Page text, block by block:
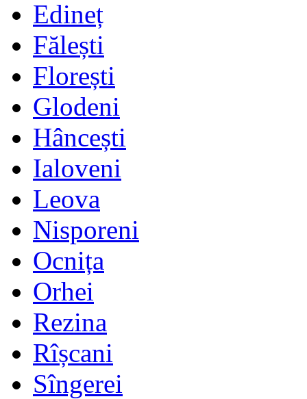
Edineț
Fălești
Florești
Glodeni
Hâncești
Ialoveni
Leova
Nisporeni
Ocnița
Orhei
Rezina
Rîșcani
Sîngerei